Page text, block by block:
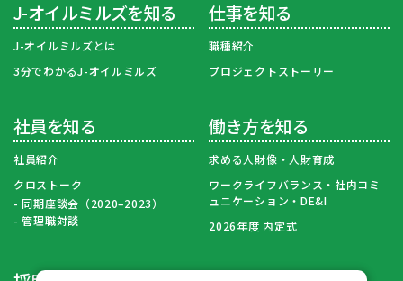
J-オイルミルズを知る
J-オイルミルズとは
3分でわかるJ-オイルミルズ
仕事を知る
職種紹介
プロジェクトストーリー
社員を知る
社員紹介
クロストーク
同期座談会（2020–2023）
管理職対談
働き方を知る
求める人財像・人財育成
ワークライフバランス・社内コミ
ュニケーション・DE&I
2026年度 内定式